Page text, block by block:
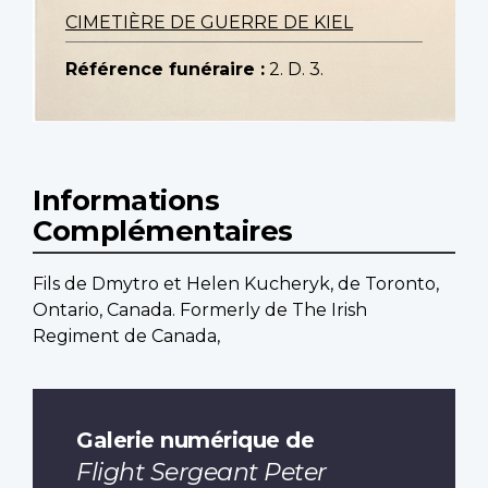
CIMETIÈRE DE GUERRE DE KIEL
Référence funéraire : 2. D. 3.
Informations
Complémentaires
Fils de Dmytro et Helen Kucheryk, de Toronto,
Ontario, Canada. Formerly de The Irish
Regiment de Canada,
Galerie numérique de
Flight Sergeant Peter